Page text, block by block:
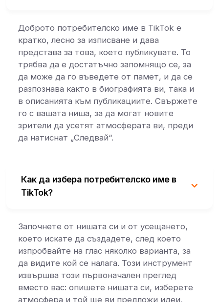
Доброто потребителско име в TikTok е
кратко, лесно за изписване и дава
представа за това, което публикувате. То
трябва да е достатъчно запомнящо се, за
да може да го въведете от памет, и да се
разпознава както в биографията ви, така и
в описанията към публикациите. Свържете
го с вашата ниша, за да могат новите
зрители да усетят атмосферата ви, преди
да натиснат „Следвай“.
Как да избера потребителско име в
TikTok?
Започнете от нишата си и от усещането,
което искате да създадете, след което
изпробвайте на глас няколко варианта, за
да видите кой се налага. Този инструмент
извършва този първоначален преглед
вместо вас: опишете нишата си, изберете
атмосфера и той ще ви предложи идеи,